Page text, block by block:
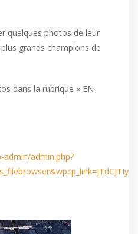
quelques photos de leur
grands champions de
dans la rubrique « EN
admin.php?